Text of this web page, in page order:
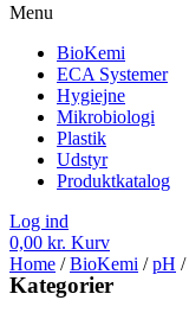
Menu
BioKemi
ECA Systemer
Hygiejne
Mikrobiologi
Plastik
Udstyr
Produktkatalog
Log ind
0,00 kr. Kurv
Home /BioKemi /pH /
Kategorier